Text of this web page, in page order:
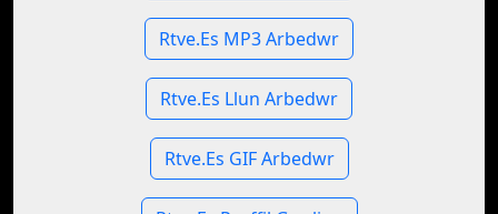
Rtve.Es MP3 Arbedwr
Rtve.Es Llun Arbedwr
Rtve.Es GIF Arbedwr